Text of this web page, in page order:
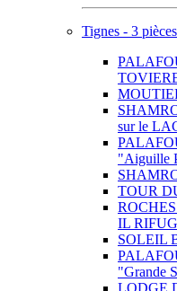
Tignes - 3 pièces
sur le
"Aiguille
TOUR
IL
SOLEIL
"Grande
LODGE